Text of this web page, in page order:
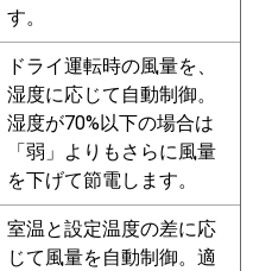
airf
rakuri-na
airflex
PA-P63U7GNB
PA-P63U7G PA-
PA-P63U6GNB PA-
PA-P63U6G PA-
す。
ドライ運転時の風量を、
湿度に応じて自動制御。
湿度が70%以下の場合は
「弱」よりもさらに風量
を下げて節電します。
室温と設定温度の差に応
じて風量を自動制御。適